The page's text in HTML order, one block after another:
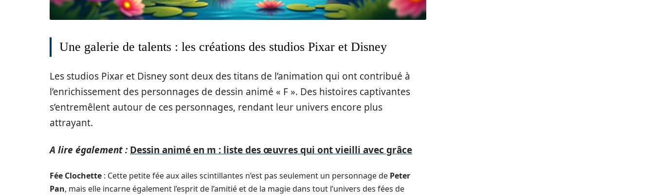
Une galerie de talents : les créations des studios Pixar et Disney
Les studios Pixar et Disney sont deux des titans de l’animation qui ont contribué à
l’enrichissement des personnages de dessin animé « F ». Des histoires captivantes
s’entremêlent autour de ces personnages, rendant leur univers encore plus
attrayant.
A lire également : Dessin animé en m : liste des œuvres qui ont vieilli avec grâce
Fée Clochette : Cette petite fée aux ailes scintillantes n’est pas seulement un personnage de Peter
Pan, mais elle incarne également l’esprit de l’amitié et de la magie dans tout l’univers des fées de